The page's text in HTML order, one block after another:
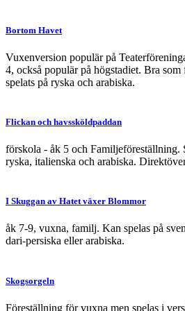
Bortom Havet
Vuxenversion populär på
4, också populär på högstadiet. Bra
spelats på ryska och arabiska.
Flickan och havssköldpaddan
förskola - åk 5 och Familjeföreställning.
ryska, italienska och arabiska.
I Skuggan av Hatet växer Blommor
åk 7-9, vuxna, familj. Kan spelas på
dari-persiska eller arabiska.
Skogsorgeln
Föreställning för vuxna men spelas i